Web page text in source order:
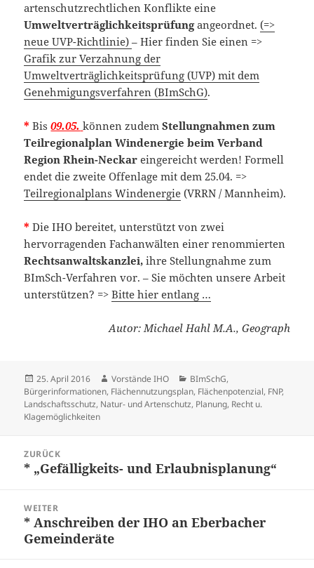
artenschutzrechtlichen Konflikte eine
Umweltverträglichkeitsprüfungangeordnet. (=>
neue UVP-Richtlinie)– Hier finden Sie einen =>
Grafik zur Verzahnung der
Umweltverträglichkeitsprüfung (UVP) mit dem
Genehmigungsverfahren (BImSchG).
* Bis09.05. können zudemStellungnahmen zum
Teilregionalplan Windenergie beim Verband
Region Rhein-Neckar eingereicht werden! Formell
endet die zweite Offenlage mit dem 25.04. =>
Teilregionalplans Windenergie (VRRN / Mannheim).
* Die IHO bereitet, unterstützt von zwei
hervorragenden Fachanwälten einer renommierten
Rechtsanwaltskanzlei, ihre Stellungnahme zum
BImSch-Verfahren vor. – Sie möchten unsere Arbeit
unterstützen? =>Bitte hier entlang …
Autor: Michael Hahl M.A., Geograph
Veröffentlicht
am
25. April 2016 Autor
Vorstände IHO Kategorien
BImSchG,
Bürgerinformationen, Flächennutzungsplan, Flächenpotenzial, FNP,
Landschaftsschutz, Natur- und Artenschutz, Planung, Recht u.
Klagemöglichkeiten
ZURÜCK
Vorheriger
* „Gefälligkeits- und Erlaubnisplanung“
WEITER
Nächster
Beitrag:
* Anschreiben der IHO an Eberbacher
Gemeinderäte